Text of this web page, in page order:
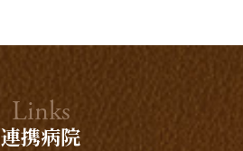
Links
連携病院